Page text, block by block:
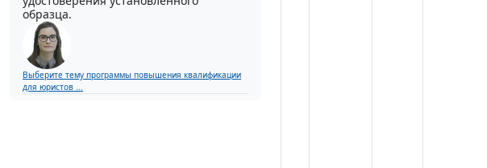
образца.
Выберите тему программы повышения квалификации
для юристов ...